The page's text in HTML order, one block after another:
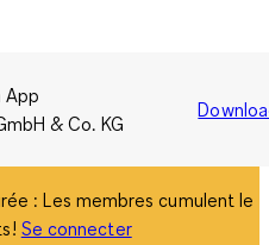
App
& Co. KG
: Les membres cumulent le
Se connecter